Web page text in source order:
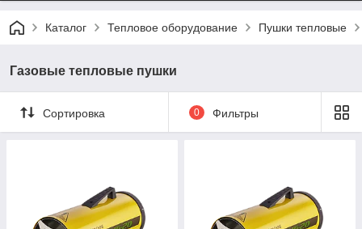
Каталог Тепловое оборудование Пушки тепловые
Газовые тепловые пушки
Сортировка 0 Фильтры